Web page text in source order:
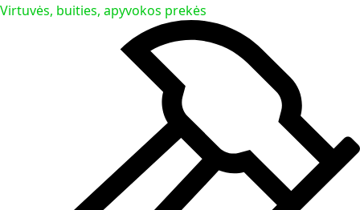
Virtuvės, buities, apyvokos prekės